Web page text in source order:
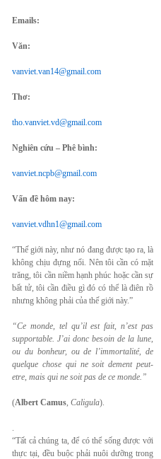
Emails:
Văn:
vanviet.van14@gmail.com
Thơ:
tho.vanviet.vd@gmail.com
Nghiên cứu – Phê bình:
vanviet.ncpb@gmail.com
Vấn đề hôm nay:
vanviet.vdhn1@gmail.com
“Thế giới này, như nó đang được tạo ra, là
không chịu đựng nổi. Nên tôi cần có mặt
trăng, tôi cần niềm hạnh phúc hoặc cần sự
bất tử, tôi cần điều gì đó có thể là điên rồ
nhưng không phải của thế giới này.”
“Ce monde, tel qu’il est fait, n’est pas
supportable. J’ai donc besoin de la lune,
ou du bonheur, ou de l’immortalité, de
quelque chose qui ne soit dement peut-
etre, mais qui ne soit pas de ce monde.”
(Albert Camus, Caligula).
.
“Tất cả chúng ta, để có thể sống được với
thực tại, đều buộc phải nuôi dưỡng trong